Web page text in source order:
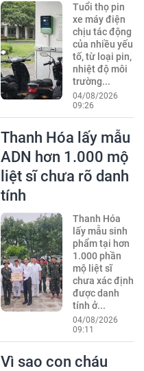
Tuổi thọ pin
xe máy điện
chịu tác động
của nhiều yếu
tố, từ loại pin,
nhiệt độ môi
trường...
04/08/2026
09:26
Thanh Hóa lấy mẫu
ADN hơn 1.000 mộ
liệt sĩ chưa rõ danh
tính
Thanh Hóa
lấy mẫu sinh
phẩm tại hơn
1.000 phần
mộ liệt sĩ
chưa xác định
được danh
tính ở...
04/08/2026
09:11
Vì sao con cháu